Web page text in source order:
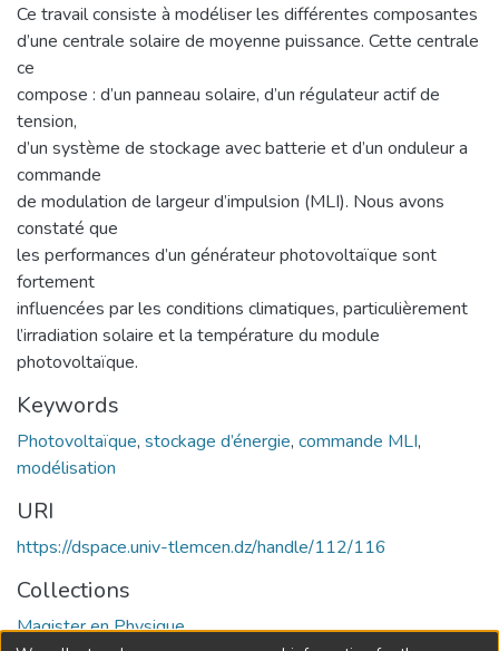
Ce travail consiste à modéliser les différentes composantes
d’une centrale solaire de moyenne puissance. Cette centrale
ce
compose : d’un panneau solaire, d’un régulateur actif de
tension,
d’un système de stockage avec batterie et d’un onduleur a
commande
de modulation de largeur d’impulsion (MLI). Nous avons
constaté que
les performances d’un générateur photovoltaïque sont
fortement
influencées par les conditions climatiques, particulièrement
l’irradiation solaire et la température du module
photovoltaïque.
Keywords
Photovoltaïque, stockage d’énergie, commande MLI,
modélisation
URI
https://dspace.univ-tlemcen.dz/handle/112/116
Collections
Magister en Physique